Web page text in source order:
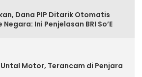
Dana PIP Ditarik Otomatis
Negara: Ini Penjelasan BRI So’E
Motor, Terancam di Penjara